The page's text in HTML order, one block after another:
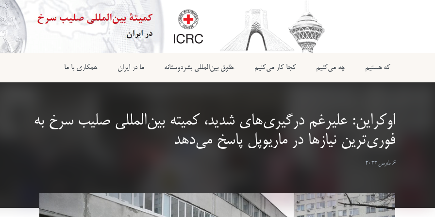
که هستیم چه می‌کنیم کجا کار می‌کنیم حقوق بین‌المللی بشردوستانه ما در ایران همکاری با ما
اوکراین: علیرغم درگیری‌های شدید، کمیته بین‌المللی صلیب سرخ به
فوری‌ترین نیازها در ماریوپل پاسخ می‌دهد
6 مارس 2022